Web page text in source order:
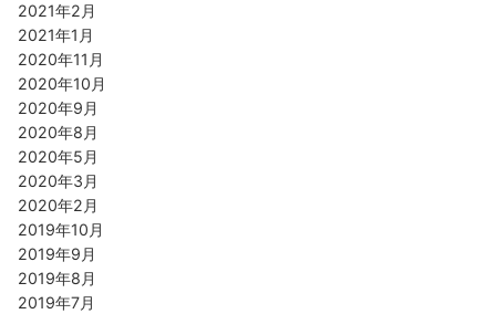
2021年2月
2021年1月
2020年11月
2020年10月
2020年9月
2020年8月
2020年5月
2020年3月
2020年2月
2019年10月
2019年9月
2019年8月
2019年7月